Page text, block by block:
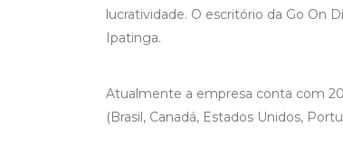
lucratividade. O escritório da Go On
Ipatinga.
Atualmente a empresa conta com
(Brasil, Canadá, Estados Unidos,